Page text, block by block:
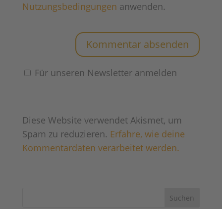
Nutzungsbedingungen anwenden.
Für unseren Newsletter anmelden
Diese Website verwendet Akismet, um
Spam zu reduzieren. Erfahre, wie deine
Kommentardaten verarbeitet werden.